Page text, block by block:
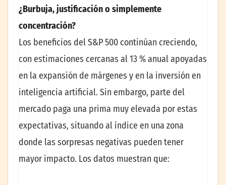
¿Burbuja, justificación o simplemente
concentración?
Los beneficios del S&P 500 continúan creciendo,
con estimaciones cercanas al 13 % anual apoyadas
en la expansión de márgenes y en la inversión en
inteligencia artificial. Sin embargo, parte del
mercado paga una prima muy elevada por estas
expectativas, situando al índice en una zona
donde las sorpresas negativas pueden tener
mayor impacto. Los datos muestran que: